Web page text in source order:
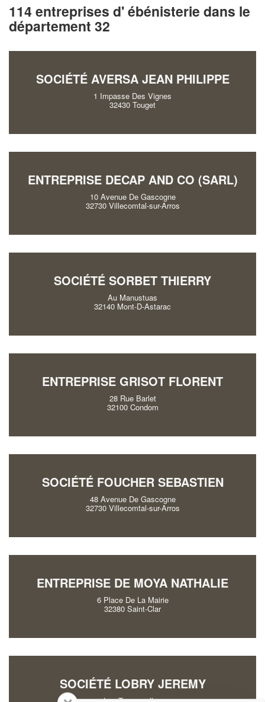
114 entreprises d' ébénisterie dans le
département 32
SOCIÉTÉ AVERSA JEAN PHILIPPE
1 Impasse Des Vignes
32430 Touget
ENTREPRISE DECAP AND CO (SARL)
10 Avenue De Gascogne
32730 Villecomtal-sur-Arros
SOCIÉTÉ SORBET THIERRY
Au Manustuas
32140 Mont-D-Astarac
ENTREPRISE GRISOT FLORENT
28 Rue Barlet
32100 Condom
SOCIÉTÉ FOUCHER SEBASTIEN
48 Avenue De Gascogne
32730 Villecomtal-sur-Arros
ENTREPRISE DE MOYA NATHALIE
6 Place De La Mairie
32380 Saint-Clar
SOCIÉTÉ LOBRY JEREMY